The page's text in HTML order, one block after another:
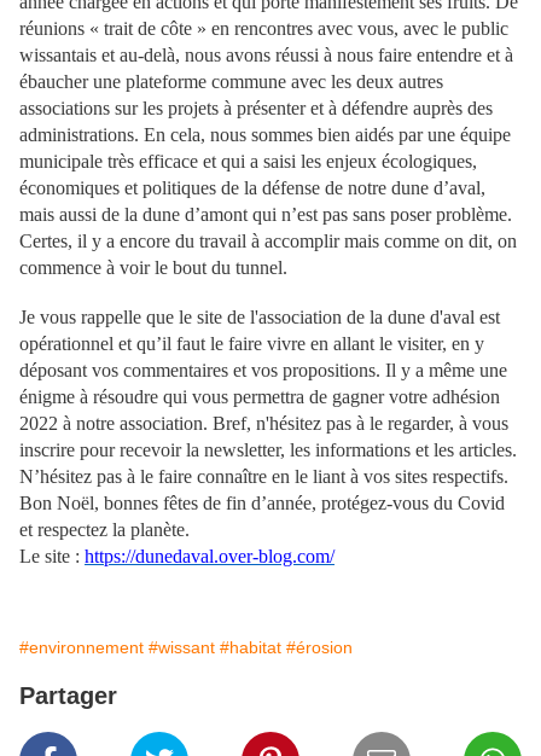
réunions « trait de côte » en rencontres avec vous, avec le public
wissantais et au-delà, nous avons réussi à nous faire entendre et à
ébaucher une plateforme commune avec les deux autres
associations sur les projets à présenter et à défendre auprès des
administrations. En cela, nous sommes bien aidés par une équipe
municipale très efficace et qui a saisi les enjeux écologiques,
économiques et politiques de la défense de notre dune d’aval,
mais aussi de la dune d’amont qui n’est pas sans poser problème.
Certes, il y a encore du travail à accomplir mais comme on dit, on
commence à voir le bout du tunnel.
Je vous rappelle que le site de l'association de la dune d'aval est
opérationnel et qu’il faut le faire vivre en allant le visiter, en y
déposant vos commentaires et vos propositions. Il y a même une
énigme à résoudre qui vous permettra de gagner votre adhésion
2022 à notre association. Bref, n'hésitez pas à le regarder, à vous
inscrire pour recevoir la newsletter, les informations et les articles.
N’hésitez pas à le faire connaître en le liant à vos sites respectifs.
Bon Noël, bonnes fêtes de fin d’année, protégez-vous du Covid
et respectez la planète.
Le site : https://dunedaval.over-blog.com/
#environnement #wissant #habitat #érosion
Partager